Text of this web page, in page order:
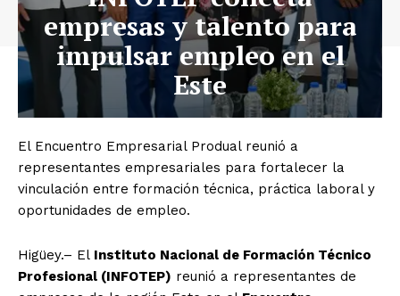
empresas y talento para
impulsar empleo en el
Este
El Encuentro Empresarial Produal reunió a
representantes empresariales para fortalecer la
vinculación entre formación técnica, práctica laboral y
oportunidades de empleo.
Higüey.– El Instituto Nacional de Formación Técnico
Profesional (INFOTEP) reunió a representantes de